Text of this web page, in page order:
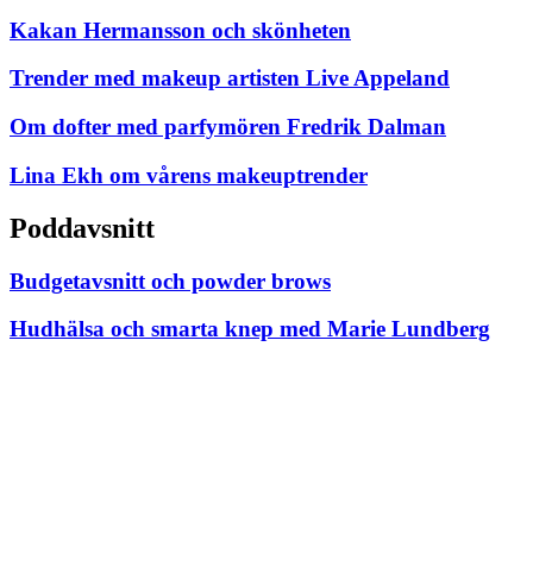
Kakan Hermansson och skönheten
Trender med makeup artisten Live Appeland
Om dofter med parfymören Fredrik Dalman
Lina Ekh om vårens makeuptrender
Poddavsnitt
Budgetavsnitt och powder brows
Hudhälsa och smarta knep med Marie Lundberg